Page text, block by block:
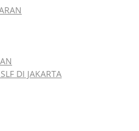
DI JAKARTA